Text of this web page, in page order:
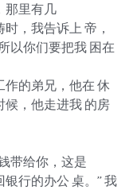
那里有几
，我告诉上 帝，
以你们要把我 困在
的弟兄，他在 休
，他走进我 的房
带给你，这是
行的办公 桌。” 我